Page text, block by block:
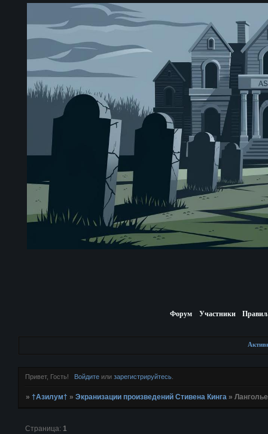
Форум Участники
Привет, Гость! Войдитеили зарегистрируйтесь.
»†Азилум† »Экранизации произведений Стивена Кинга »
Страница: 1